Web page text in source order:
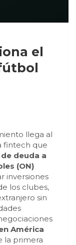
el
llega al
fintech que
deuda a
(ON)
inversiones
los clubes,
sin
América
la primera